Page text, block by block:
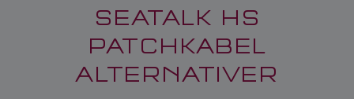
SEATALK HS
PATCHKABEL
ALTERNATIVER